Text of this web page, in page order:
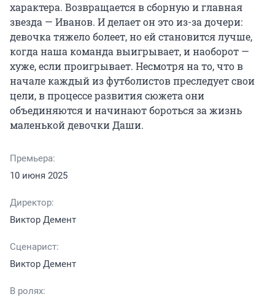
характера. Возвращается в сборную и главная
звезда — Иванов. И делает он это из-за дочери:
девочка тяжело болеет, но ей становится лучше,
когда наша команда выигрывает, и наоборот —
хуже, если проигрывает. Несмотря на то, что в
начале каждый из футболистов преследует свои
цели, в процессе развития сюжета они
объединяются и начинают бороться за жизнь
маленькой девочки Даши.
Премьера:
10 июня 2025
Директор:
Виктор Демент
Сценарист:
Виктор Демент
В ролях: